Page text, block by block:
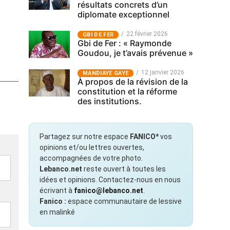
résultats concrets d’un
diplomate exceptionnel
GBI DE FER 22 février 2026
Gbi de Fer : « Raymonde
Goudou, je t’avais prévenue »
MANDIAYE GAYE 12 janvier 2026
À propos de la révision de la
constitution et la réforme
des institutions.
Partagez sur notre espace FANICO*vos
opinions et/ou lettres ouvertes,
accompagnées de votre photo.
Lebanco.net reste ouvert à toutes les
idées et opinions. Contactez-nous en nous
écrivant à fanico@lebanco.net
Fanico : espace communautaire de lessive
en malinké